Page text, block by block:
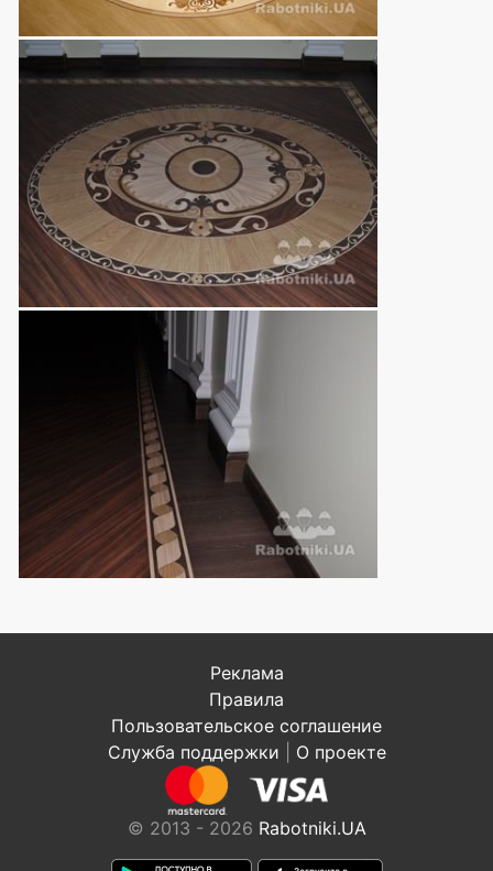
Реклама
Правила
Пользовательское соглашение
Служба поддержки
О проекте
© 2013 - 2026 Rabotniki.UA